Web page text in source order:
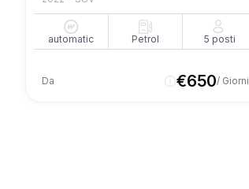
automatic Petrol 5 posti
Da €650/ Giorni